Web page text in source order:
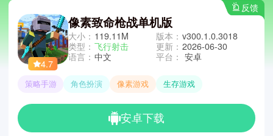
反馈
4.7
像素致命枪战单机版
大小： 119.11M
类型： 飞行射击
语言： 中文
版本： v300.1.0.3018
更新： 2026-06-30
平台： 安卓
策略手游 角色扮演 像素游戏 生存游戏
安卓下载